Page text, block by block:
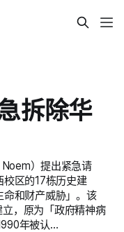
拆除华
）提出紧急请
区的17栋历史建
命和财产威胁」。该
，原为「政府精神病
年被认…